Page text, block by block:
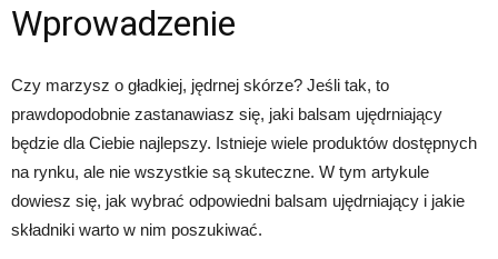
Wprowadzenie
Czy marzysz o gładkiej, jędrnej skórze? Jeśli tak, to
prawdopodobnie zastanawiasz się, jaki balsam ujędrniający
będzie dla Ciebie najlepszy. Istnieje wiele produktów dostępnych
na rynku, ale nie wszystkie są skuteczne. W tym artykule
dowiesz się, jak wybrać odpowiedni balsam ujędrniający i jakie
składniki warto w nim poszukiwać.